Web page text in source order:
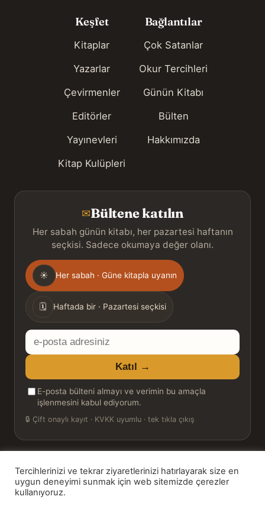
Keşfet
Kitaplar
Yazarlar
Çevirmenler
Editörler
Yayınevleri
Kitap Kulüpleri
Bağlantılar
Çok Satanlar
Okur Tercihleri
Günün Kitabı
Bülten
Hakkımızda
✉Bültene katılın
Her sabah günün kitabı, her pazartesi haftanın
seçkisi. Sadece okumaya değer olanı.
Gönderim
sıklığı
☀ Her sabah · Güne kitapla uyanın
🗓 Haftada bir · Pazartesi seçkisi
E-
posta
adresiniz
Katıl →
E-posta bülteni almayı ve verimin bu amaçla
işlenmesini kabul ediyorum.
🔒 Çift onaylı kayıt · KVKK uyumlu · tek tıkla çıkış
© 2026 Bookinton — Türkiye’nin Kitap Platformu
HT Book Review — webmaster: Hakan Turgay
Tercihlerinizi ve tekrar ziyaretlerinizi hatırlayarak size en
uygun deneyimi sunmak için web sitemizde çerezler
kullanıyoruz.